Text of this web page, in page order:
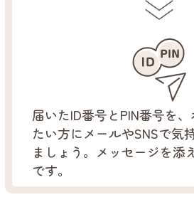
届いたID番号とPIN番号を
たい方にメールやSNSで気
ましょう。メッセージを添
です。